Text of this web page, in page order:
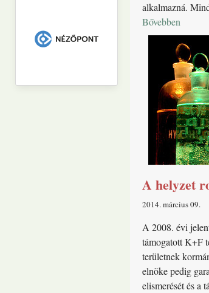
alkalmazná.
Bővebben
A helyzet
2014. március 09
A 2008. évi
támogatott K+F
területnek
elnöke pedig
elismerését és a